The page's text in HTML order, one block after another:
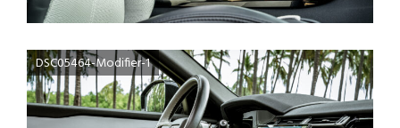
DSC05464-Modifier-1